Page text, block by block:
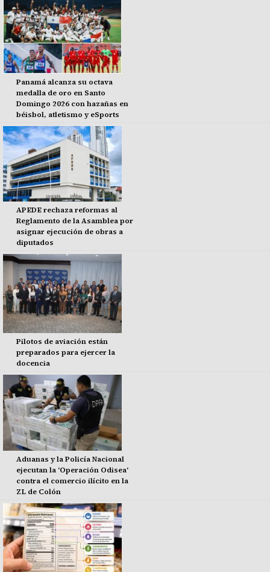
Panamá alcanza su octava
medalla de oro en Santo
Domingo 2026 con hazañas en
béisbol, atletismo y eSports
APEDE rechaza reformas al
Reglamento de la Asamblea por
asignar ejecución de obras a
diputados
Pilotos de aviación están
preparados para ejercer la
docencia
Aduanas y la Policía Nacional
ejecutan la 'Operación Odisea'
contra el comercio ilícito en la
ZL de Colón